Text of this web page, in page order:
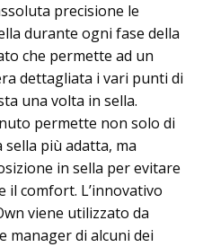
precisione le
durante ogni fase della
che permette ad un
dettagliata i vari punti di
una volta in sella.
permette non solo di
sella più adatta, ma
in sella per evitare
il comfort. L’innovativo
viene utilizzato da
manager di alcuni dei